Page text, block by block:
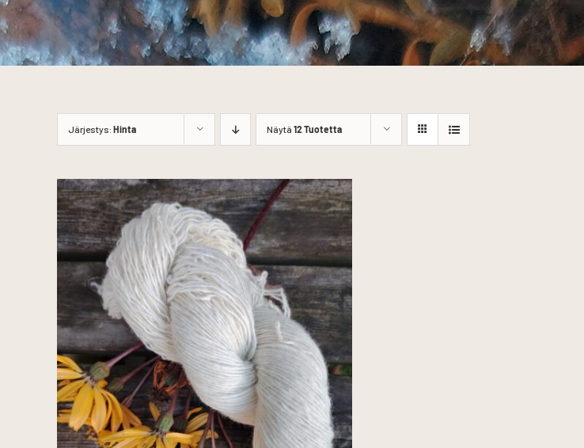
Järjestys: Hinta Näytä 12 Tuotetta